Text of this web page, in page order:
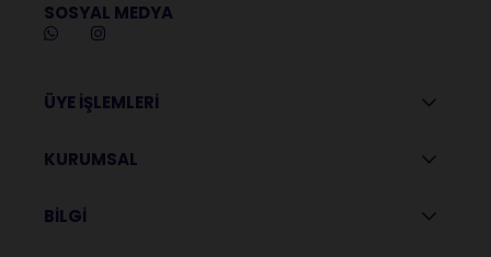
SOSYAL MEDYA
ÜYE İŞLEMLERİ
KURUMSAL
BİLGİ